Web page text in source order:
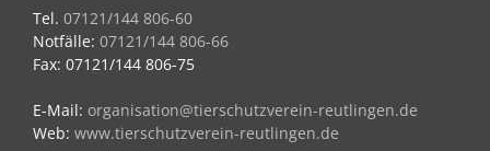
Tel. 07121/144 806-60
Notfälle: 07121/144 806-66
Fax: 07121/144 806-75
E-Mail: organisation@tierschutzverein-reutlingen.de
Web: www.tierschutzverein-reutlingen.de